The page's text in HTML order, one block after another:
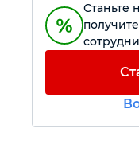
Силовое
Крепежный
Станьте